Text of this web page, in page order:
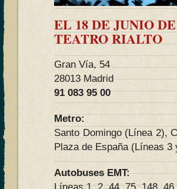
EL 18 DE JUNIO
TEATRO RIALTO
Gran Vía, 54
28013 Madrid
91 083 95 00
Metro:
Santo Domingo (Línea 2),
Plaza de España (Líneas 3
Autobuses EMT: